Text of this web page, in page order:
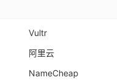
Vultr
阿里云
NameCheap